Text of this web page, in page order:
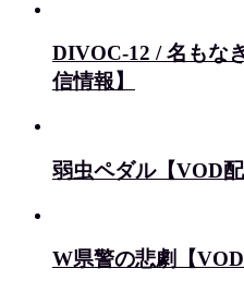
DIVOC-12 / 名もな
信情報】
弱虫ペダル【VOD配
W県警の悲劇【VOD